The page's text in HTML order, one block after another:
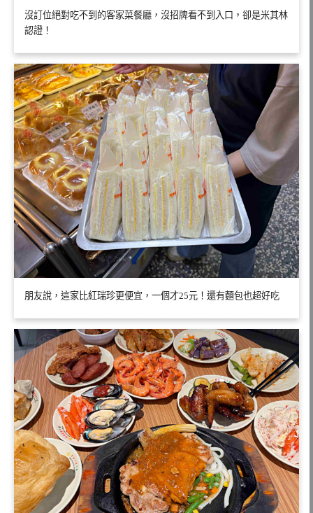
沒訂位絕對吃不到的客家菜餐廳，沒招牌看不到入口，卻是米其林
認證！
朋友說，這家比紅瑞珍更便宜，一個才25元！還有麵包也超好吃